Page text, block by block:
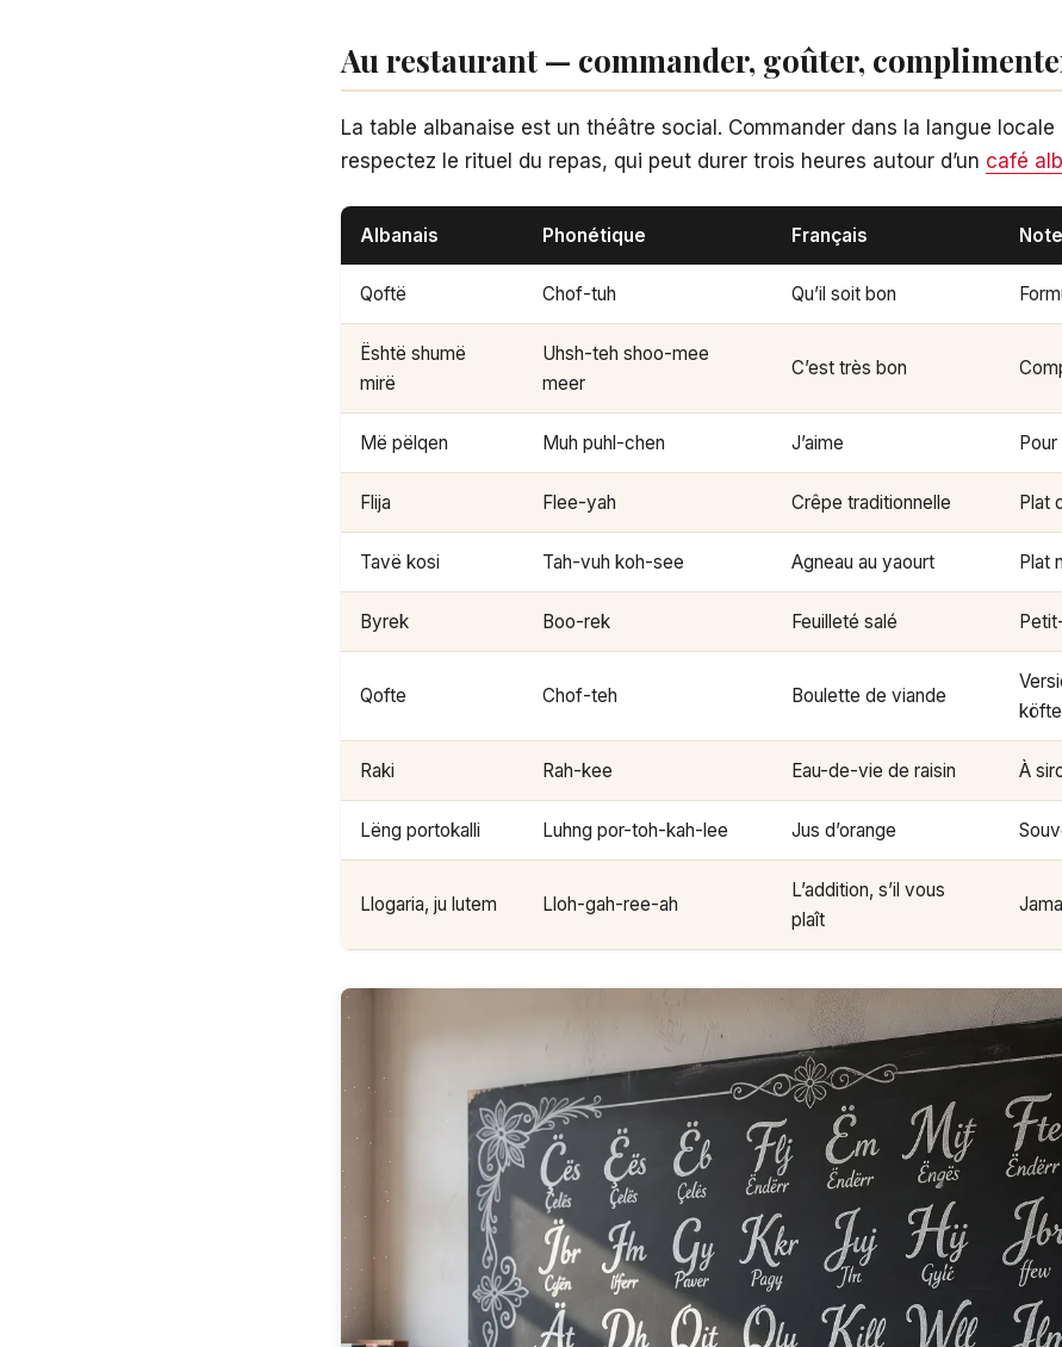
Au restaurant — commander, goûter,
La table albanaise est un théâtre social. Commander dans la langue
respectez le rituel du repas, qui peut durer trois heures autour d’un café
Albanais Phonétique Français
Qoftë Chof-tuh Qu’il soit bon
Është shumë
mirë
Uhsh-teh shoo-mee
meer
C’est très bon
Më pëlqen Muh puhl-chen J’aime
Flija Flee-yah Crêpe traditionnelle Plat
Tavë kosi Tah-vuh koh-see Agneau au yaourt Plat
Byrek Boo-rek Feuilleté salé
Qofte Chof-teh Boulette de viande
köfte
Raki Rah-kee Eau-de-vie de raisin À
Lëng portokalli Luhng por-toh-kah-lee Jus d’orange
Llogaria, ju lutem Lloh-gah-ree-ah
L’addition, s’il vous
plaît